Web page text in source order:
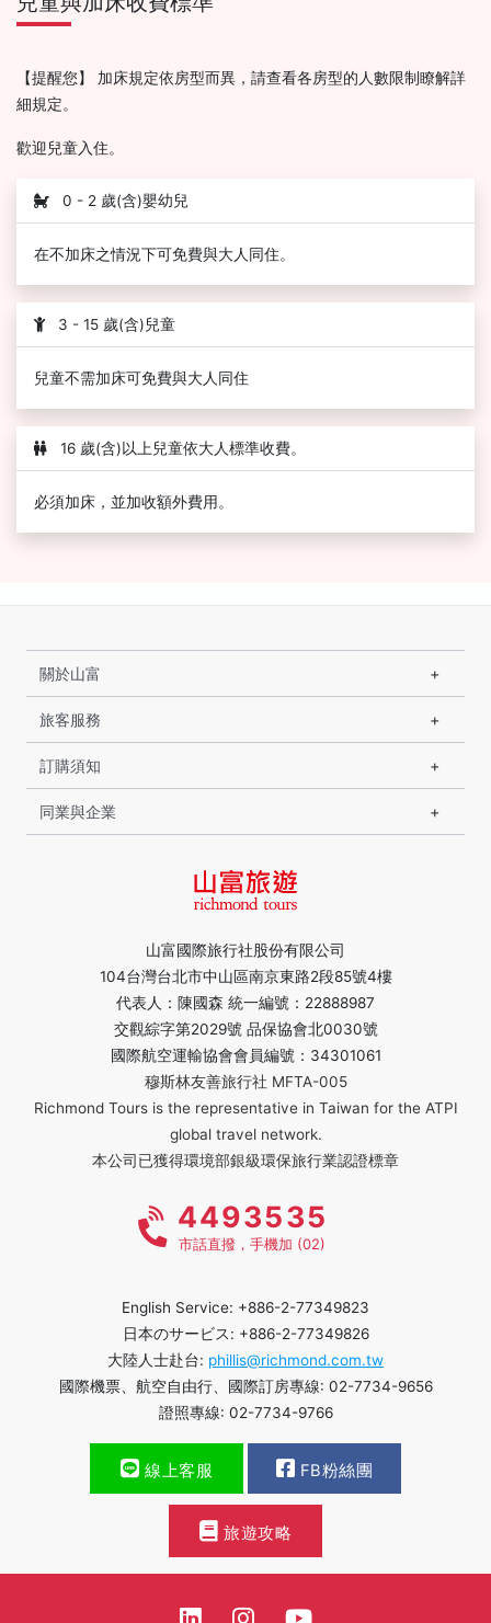
【提醒您】 加床規定依房型而異，請查看各房型的人數限制瞭解詳
細規定。
歡迎兒童入住。
0 - 2 歲(含)嬰幼兒
在不加床之情況下可免費與大人同住。
3 - 15 歲(含)兒童
兒童不需加床可免費與大人同住
16 歲(含)以上兒童依大人標準收費。
必須加床，並加收額外費用。
山富國際旅行社股份有限公司
104台灣台北市中山區南京東路2段85號4樓
代表人：陳國森 統一編號：22888987
交觀綜字第2029號 品保協會北0030號
國際航空運輸協會會員編號：34301061
穆斯林友善旅行社 MFTA-005
Richmond Tours is the representative in Taiwan for the ATPI
global travel network.
本公司已獲得環境部銀級環保旅行業認證標章
關於山富
旅客服務
訂購須知
同業與企業
4493535
市話直撥，手機加 (02)
English Service: +886-2-77349823
日本のサービス: +886-2-77349826
大陸人士赴台: phillis@richmond.com.tw
國際機票、航空自由行、國際訂房專線: 02-7734-9656
證照專線: 02-7734-9766
線上客服 FB粉絲團
旅遊攻略